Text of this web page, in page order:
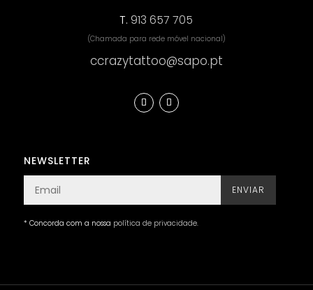
T.913 657 705
(Chamada para rede móvel nacional)
ccrazytattoo@sapo.pt
NEWSLETTER
ENVIAR
* Concorda com a nossa política de privacidade.